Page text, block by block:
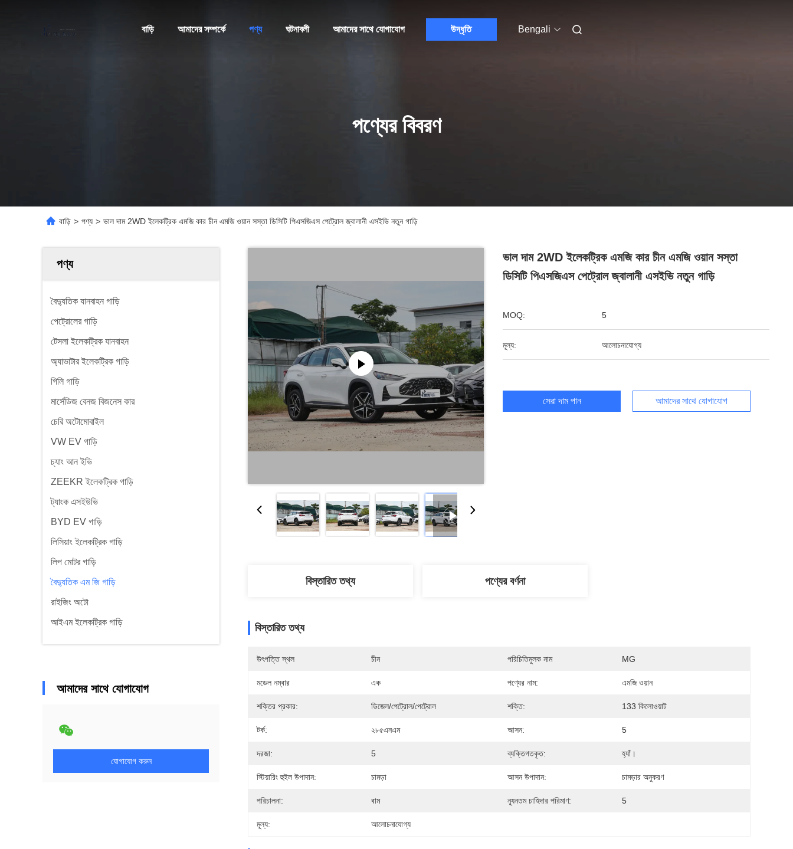
বাড়ি আমাদের সম্পর্কে পণ্য ঘটনাবলী আমাদের সাথে যোগাযোগ উদ্ধৃতি Bengali
পণ্যের বিবরণ
বাড়ি > পণ্য > ভাল দাম 2WD ইলেকট্রিক এমজি কার চীন এমজি ওয়ান সস্তা ডিসিটি পিএসজিএস পেট্রোল জ্বালানী এসইভি নতুন গাড়ি
পণ্য
বৈদ্যুতিক যানবাহন গাড়ি
পেট্রোলের গাড়ি
টেসলা ইলেকট্রিক যানবাহন
অ্যাভাটার ইলেকট্রিক গাড়ি
গিলি গাড়ি
মার্সেডিজ বেনজ বিজনেস কার
চেরি অটোমোবাইল
VW EV গাড়ি
চ্যাং আন ইভি
ZEEKR ইলেকট্রিক গাড়ি
ট্যাংক এসইউভি
BYD EV গাড়ি
লিসিয়াং ইলেকট্রিক গাড়ি
লিপ মোটর গাড়ি
বৈদ্যুতিক এম জি গাড়ি
রাইজিং অটো
আইএম ইলেকট্রিক গাড়ি
আমাদের সাথে যোগাযোগ
যোগাযোগ করুন
ভাল দাম 2WD ইলেকট্রিক এমজি কার চীন এমজি ওয়ান সস্তা
ডিসিটি পিএসজিএস পেট্রোল জ্বালানী এসইভি নতুন গাড়ি
MOQ: 5
মূল্য: আলোচনাযোগ্য
সেরা দাম পান আমাদের সাথে যোগাযোগ
বিস্তারিত তথ্য পণ্যের বর্ণনা
বিস্তারিত তথ্য
উৎপত্তি স্থল চীন পরিচিতিমুলক নাম MG
মডেল নম্বার এক পণ্যের নাম: এমজি ওয়ান
শক্তির প্রকার: ডিজেল/পেট্রোল/পেট্রোল শক্তি: 133 কিলোওয়াট
টর্ক: ২৮৫এনএম আসন: 5
দরজা: 5 ব্যক্তিগতকৃত: হ্যাঁ।
স্টিয়ারিং হুইল উপাদান: চামড়া আসন উপাদান: চামড়ার অনুকরণ
পরিচালনা: বাম ন্যূনতম চাহিদার পরিমাণ: 5
মূল্য: আলোচনাযোগ্য